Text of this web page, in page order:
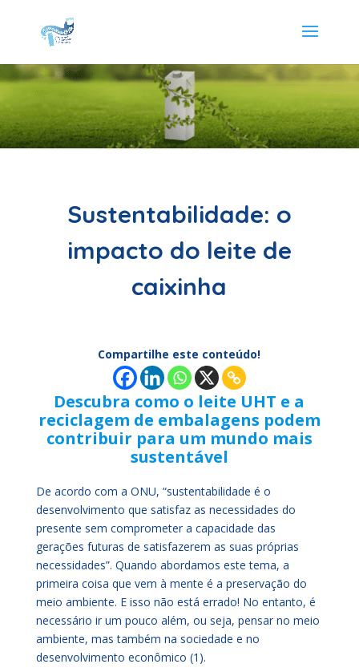
Sustentabilidade: o
impacto do leite de
caixinha
Compartilhe este conteúdo!
Descubra como o leite UHT e a
reciclagem de embalagens podem
contribuir para um mundo mais
sustentável
De acordo com a ONU, “sustentabilidade é o
desenvolvimento que satisfaz as necessidades do
presente sem comprometer a capacidade das
gerações futuras de satisfazerem as suas próprias
necessidades”. Quando abordamos este tema, a
primeira coisa que vem à mente é a preservação do
meio ambiente. E isso não está errado! No entanto, é
necessário ir um pouco além, ou seja, pensar no meio
ambiente, mas também na sociedade e no
desenvolvimento econômico (1).